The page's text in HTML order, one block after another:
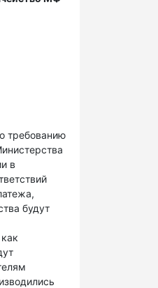
требованию
в
будут